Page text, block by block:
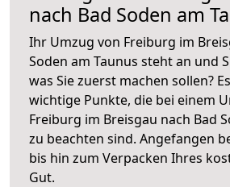
nach Bad Soden am
Ihr Umzug von Freiburg im
Soden am Taunus steht an und
was Sie zuerst machen sollen?
wichtige Punkte, die bei einem
Freiburg im Breisgau nach Bad
zu beachten sind. Angefangen
bis hin zum Verpacken Ihres
Gut.